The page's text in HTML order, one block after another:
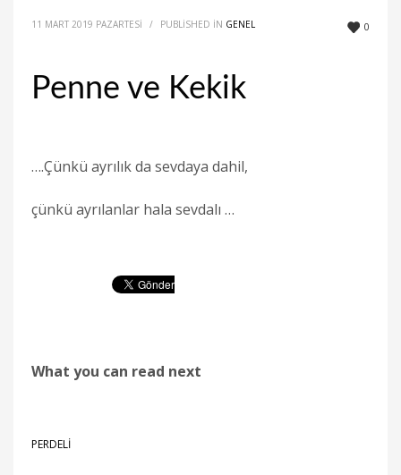
0
11 MART 2019 PAZARTESI / PUBLISHED IN GENEL
Penne ve Kekik
….Çünkü ayrılık da sevdaya dahil,
çünkü ayrılanlar hala sevdalı …
What you can read next
PERDELİ